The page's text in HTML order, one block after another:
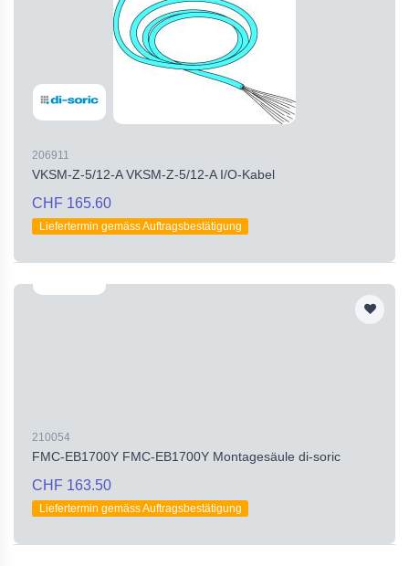
206911
VKSM-Z-5/12-A VKSM-Z-5/12-A I/O-Kabel
CHF 165.60
Liefertermin gemäss Auftragsbestätigung
210054
FMC-EB1700Y FMC-EB1700Y Montagesäule di-soric
CHF 163.50
Liefertermin gemäss Auftragsbestätigung